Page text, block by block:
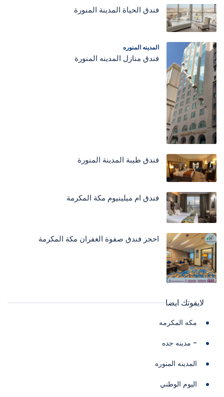
فندق الحياة المدينة المنورة
المدينه المنوره
فندق منازل المدينه المنورة
فندق طيبة المدينة المنورة
فندق ام ميلينيوم مكة المكرمة
احجز فندق صفوة الغفران مكة المكرمة
لايفوتك ايضا
مكه المكرمه
- مدينه جده
المدينه المنوره
اليوم الوطني